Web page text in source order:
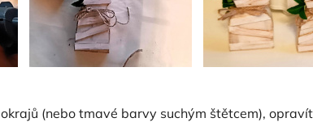
(nebo tmavé barvy suchým štětcem),